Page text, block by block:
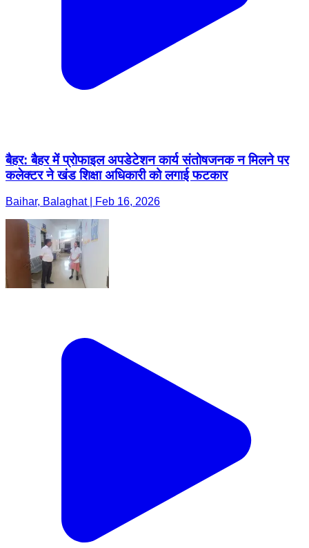
बैहर: बैहर में प्रोफाइल अपडेटेशन कार्य संतोषजनक न मिलने पर
कलेक्टर ने खंड शिक्षा अधिकारी को लगाई फटकार
Baihar, Balaghat | Feb 16, 2026